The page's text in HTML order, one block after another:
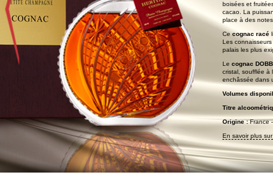
boisées et
cacao. La
place à des
Cecognac racé
Les
palais les plus
Le cognac
cristal, soufflée à
enchâssée dans
Volumes
Titre
Origine :France
En savoir plus